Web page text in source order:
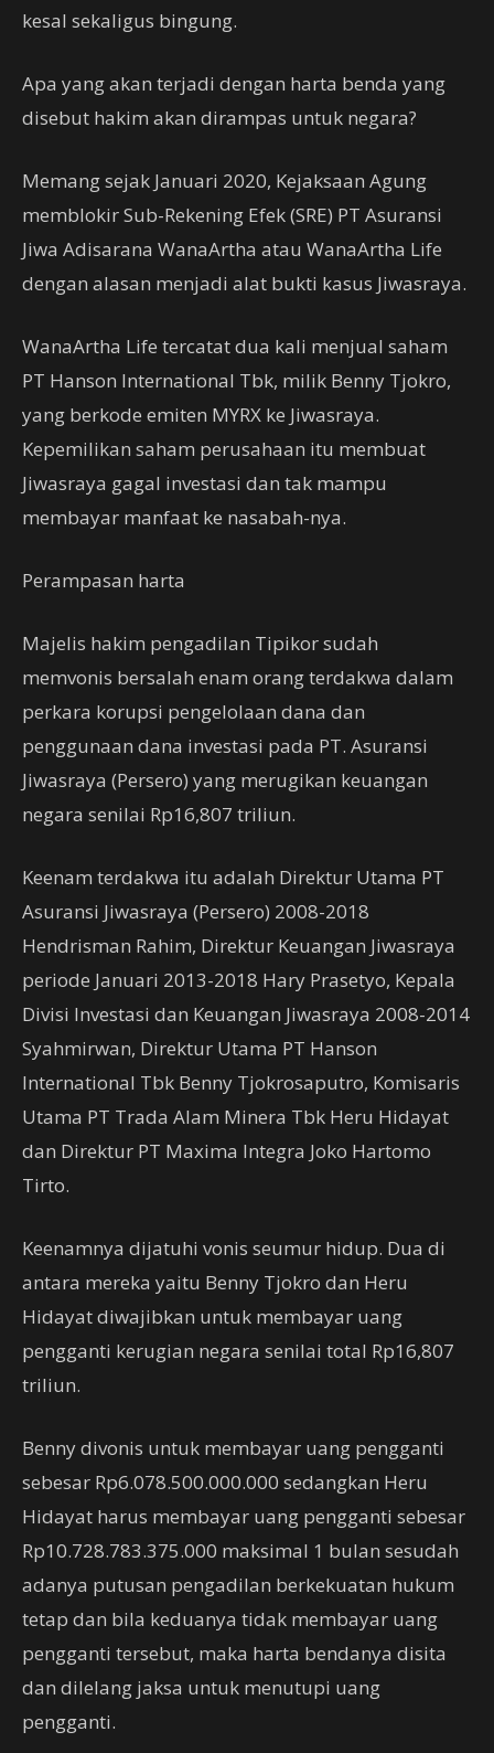
kesal sekaligus bingung.
Apa yang akan terjadi dengan harta benda yang
disebut hakim akan dirampas untuk negara?
Memang sejak Januari 2020, Kejaksaan Agung
memblokir Sub-Rekening Efek (SRE) PT Asuransi
Jiwa Adisarana WanaArtha atau WanaArtha Life
dengan alasan menjadi alat bukti kasus Jiwasraya.
WanaArtha Life tercatat dua kali menjual saham
PT Hanson International Tbk, milik Benny Tjokro,
yang berkode emiten MYRX ke Jiwasraya.
Kepemilikan saham perusahaan itu membuat
Jiwasraya gagal investasi dan tak mampu
membayar manfaat ke nasabah-nya.
Perampasan harta
Majelis hakim pengadilan Tipikor sudah
memvonis bersalah enam orang terdakwa dalam
perkara korupsi pengelolaan dana dan
penggunaan dana investasi pada PT. Asuransi
Jiwasraya (Persero) yang merugikan keuangan
negara senilai Rp16,807 triliun.
Keenam terdakwa itu adalah Direktur Utama PT
Asuransi Jiwasraya (Persero) 2008-2018
Hendrisman Rahim, Direktur Keuangan Jiwasraya
periode Januari 2013-2018 Hary Prasetyo, Kepala
Divisi Investasi dan Keuangan Jiwasraya 2008-2014
Syahmirwan, Direktur Utama PT Hanson
International Tbk Benny Tjokrosaputro, Komisaris
Utama PT Trada Alam Minera Tbk Heru Hidayat
dan Direktur PT Maxima Integra Joko Hartomo
Tirto.
Keenamnya dijatuhi vonis seumur hidup. Dua di
antara mereka yaitu Benny Tjokro dan Heru
Hidayat diwajibkan untuk membayar uang
pengganti kerugian negara senilai total Rp16,807
triliun.
Benny divonis untuk membayar uang pengganti
sebesar Rp6.078.500.000.000 sedangkan Heru
Hidayat harus membayar uang pengganti sebesar
Rp10.728.783.375.000 maksimal 1 bulan sesudah
adanya putusan pengadilan berkekuatan hukum
tetap dan bila keduanya tidak membayar uang
pengganti tersebut, maka harta bendanya disita
dan dilelang jaksa untuk menutupi uang
pengganti.